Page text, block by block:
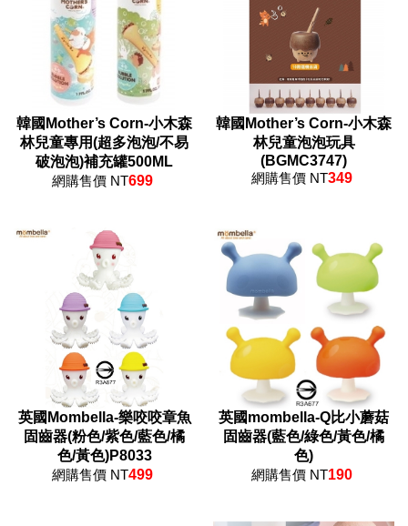
韓國Mother’s Corn-小木森
林兒童專用(超多泡泡/不易
破泡泡)補充罐500ML
網購售價 NT699
韓國Mother’s Corn-小木森
林兒童泡泡玩具
(BGMC3747)
網購售價 NT349
英國Mombella-樂咬咬章魚
固齒器(粉色/紫色/藍色/橘
色/黃色)P8033
網購售價 NT499
英國mombella-Q比小蘑菇
固齒器(藍色/綠色/黃色/橘
色)
網購售價 NT190